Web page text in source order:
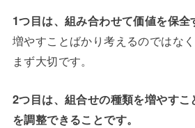
1つ目は、組み合わせて価値を保全
増やすことばかり考えるのではな
まず大切です。
2つ目は、組合せの種類を増やすこ
を調整できることです。